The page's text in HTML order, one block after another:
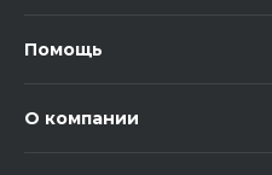
Помощь
О компании